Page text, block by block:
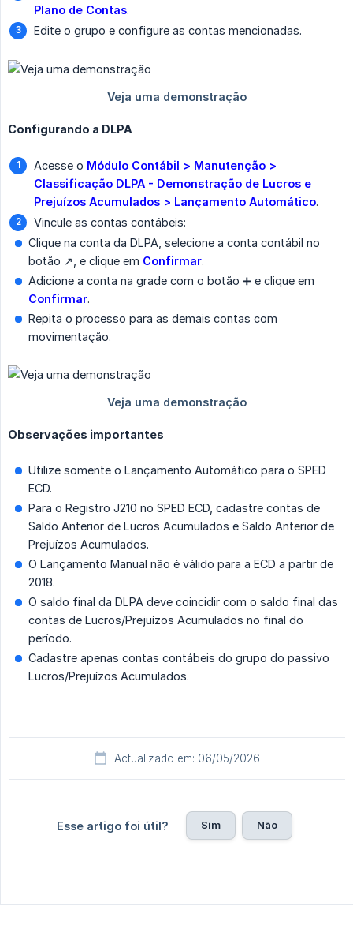
Plano de Contas.
Edite o grupo e configure as contas mencionadas.
Configurando a DLPA
Acesse o Módulo Contábil > Manutenção >
Classificação DLPA - Demonstração de Lucros e
Prejuízos Acumulados > Lançamento Automático.
Vincule as contas contábeis:
Clique na conta da DLPA, selecione a conta contábil no
botão ↗️, e clique em Confirmar.
Adicione a conta na grade com o botão ➕ e clique em
Confirmar.
Repita o processo para as demais contas com
movimentação.
Observações importantes
Utilize somente o Lançamento Automático para o SPED
ECD.
Para o Registro J210 no SPED ECD, cadastre contas de
Saldo Anterior de Lucros Acumulados e Saldo Anterior de
Prejuízos Acumulados.
O Lançamento Manual não é válido para a ECD a partir de
2018.
O saldo final da DLPA deve coincidir com o saldo final das
contas de Lucros/Prejuízos Acumulados no final do
período.
Cadastre apenas contas contábeis do grupo do passivo
Lucros/Prejuízos Acumulados.
Actualizado em: 06/05/2026
Esse artigo foi útil? Sim Não